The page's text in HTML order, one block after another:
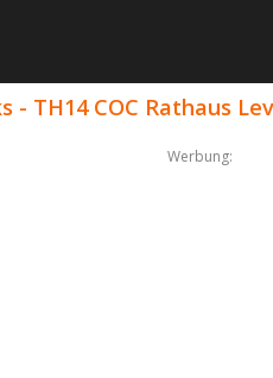
- TH14 COC Rathaus
Werbung: